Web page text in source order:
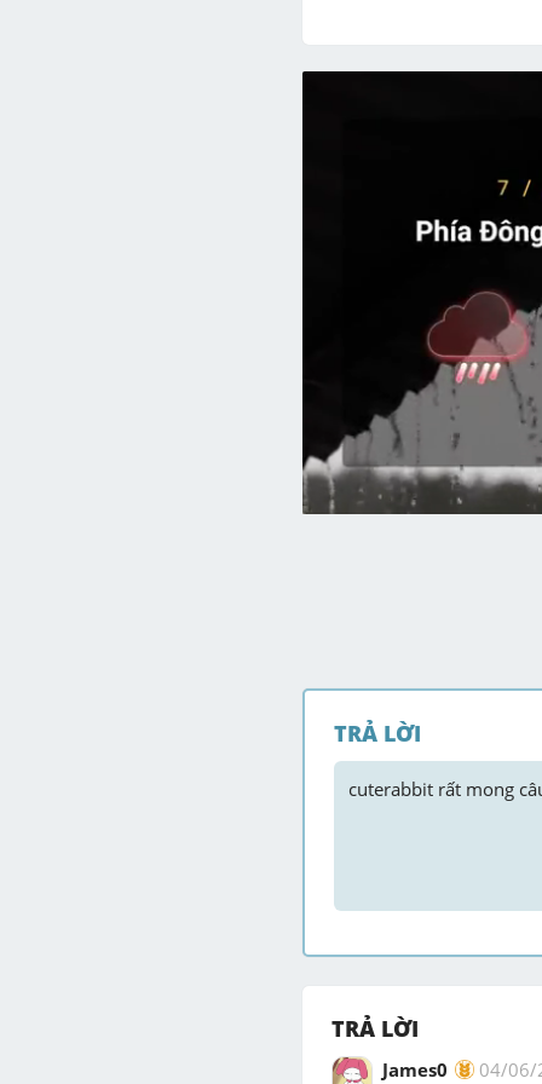
TRẢ LỜI
cuterabbit rất mong
TRẢ LỜI
James0 04/06/